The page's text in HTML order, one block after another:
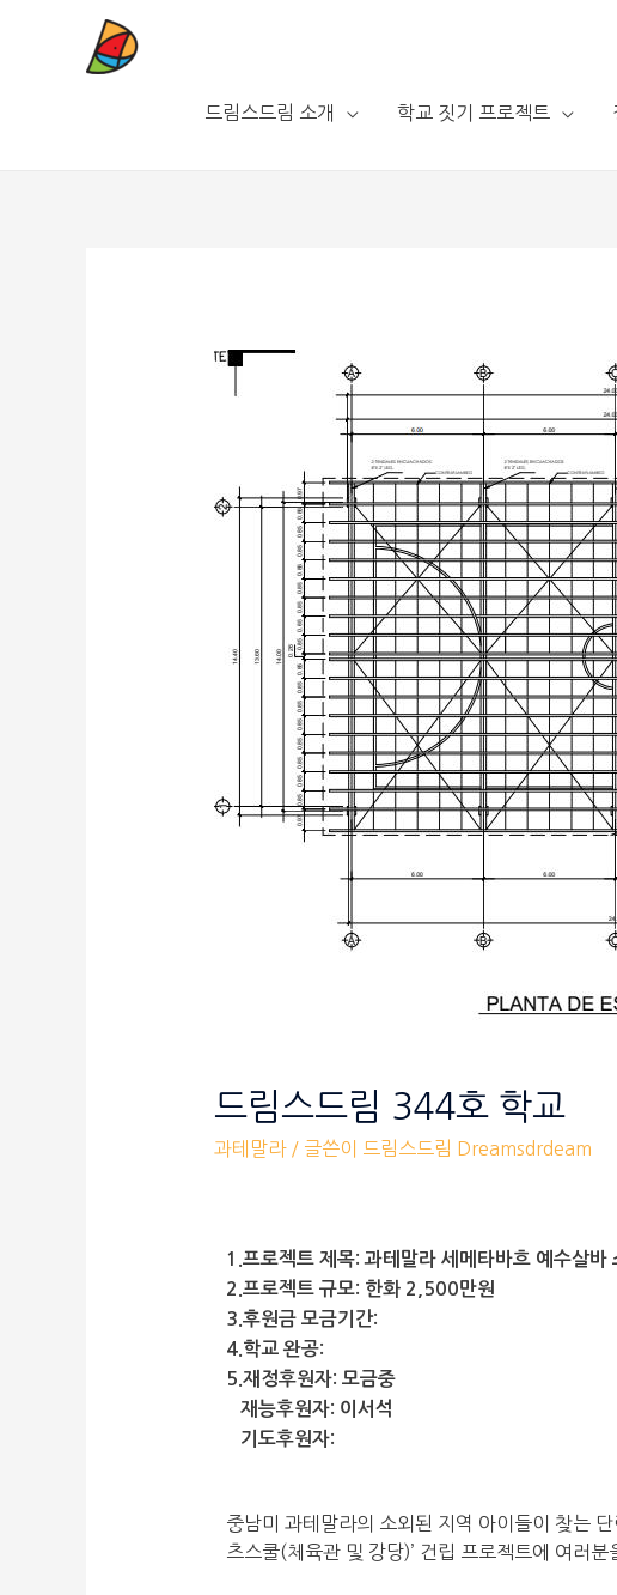
드림스드림 소개 학교 짓기 프로젝트
드림스드림 344호 학교
과테말라/ 글쓴이 드림스드림 Dreamsdrdeam
1.프로젝트 제목: 과테말라 세메타바흐 예수살바
2.프로젝트 규모: 한화 2,500만원
3.후원금 모금기간:
4.학교 완공:
5.재정후원자: 모금중
재능후원자: 이서석
기도후원자:
중남미 과테말라의 소외된 지역 아이들이 찾는
츠스쿨(체육관 및 강당)’ 건립 프로젝트에 여러분